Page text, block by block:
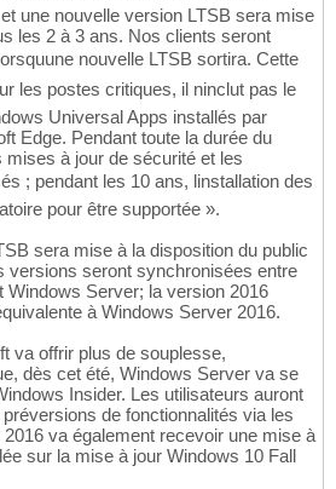
une nouvelle version LTSB sera mise
les 2 à 3 ans. Nos clients seront
nouvelle LTSB sortira. Cette
les postes critiques, il ninclut pas le
Universal Apps installés par
Edge. Pendant toute la durée du
à jour de sécurité et les
; pendant les 10 ans, linstallation des
pour être supportée ».
sera mise à la disposition du public
versions seront synchronisées entre
Windows Server; la version 2016
à Windows Server 2016.
va offrir plus de souplesse,
dès cet été, Windows Server va se
Insider. Les utilisateurs auront
de fonctionnalités via les
va également recevoir une mise à
sur la mise à jour Windows 10 Fall